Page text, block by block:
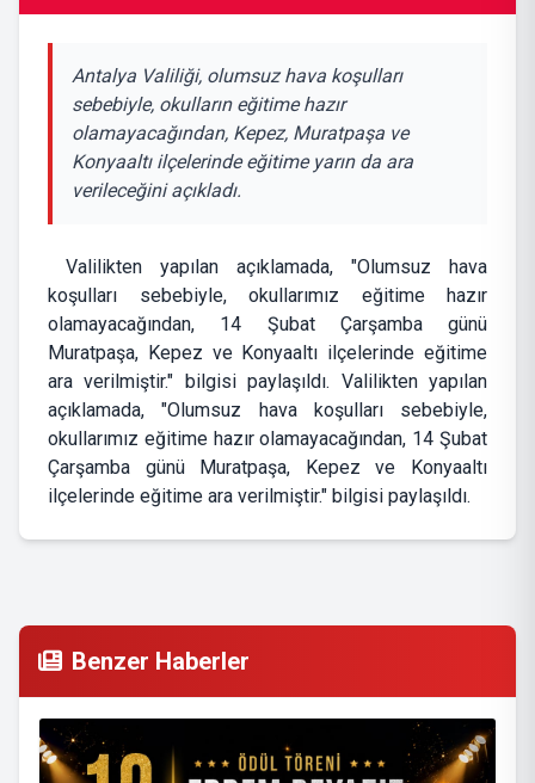
Antalya Valiliği, olumsuz hava koşulları
sebebiyle, okulların eğitime hazır
olamayacağından, Kepez, Muratpaşa ve
Konyaaltı ilçelerinde eğitime yarın da ara
verileceğini açıkladı.
Valilikten yapılan açıklamada, "Olumsuz hava
koşulları sebebiyle, okullarımız eğitime hazır
olamayacağından, 14 Şubat Çarşamba günü
Muratpaşa, Kepez ve Konyaaltı ilçelerinde eğitime
ara verilmiştir." bilgisi paylaşıldı. Valilikten yapılan
açıklamada, "Olumsuz hava koşulları sebebiyle,
okullarımız eğitime hazır olamayacağından, 14 Şubat
Çarşamba günü Muratpaşa, Kepez ve Konyaaltı
ilçelerinde eğitime ara verilmiştir." bilgisi paylaşıldı.
Benzer Haberler